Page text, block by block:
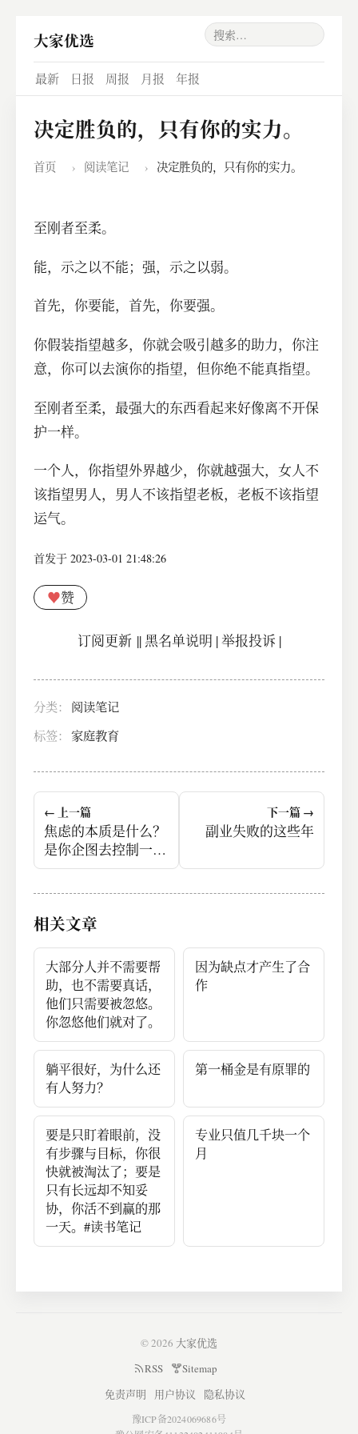
大家优选
最新 日报 周报 月报 年报
决定胜负的，只有你的实力。
首页 › 阅读笔记 › 决定胜负的，只有你的实力。
至刚者至柔。
能，示之以不能；强，示之以弱。
首先，你要能，首先，你要强。
你假装指望越多，你就会吸引越多的助力，你注
意，你可以去演你的指望，但你绝不能真指望。
至刚者至柔，最强大的东西看起来好像离不开保
护一样。
一个人，你指望外界越少，你就越强大，女人不
该指望男人，男人不该指望老板，老板不该指望
运气。
首发于 2023-03-01 21:48:26
♥赞
订阅更新||黑名单说明 |举报投诉 |
分类：
阅读笔记
标签： 家庭教育
← 上一篇
焦虑的本质是什么？
是你企图去控制一个
你根本就控制不了的
下一篇 →
副业失败的这些年
相关文章
大部分人并不需要帮
助，也不需要真话，
他们只需要被忽悠。
你忽悠他们就对了。
因为缺点才产生了合
作
躺平很好，为什么还
有人努力？
第一桶金是有原罪的
要是只盯着眼前，没
有步骤与目标，你很
快就被淘汰了；要是
只有长远却不知妥
协，你活不到赢的那
一天。#读书笔记
专业只值几千块一个
月
© 2026 大家优选
RSS
Sitemap
免责声明
用户协议 隐私协议
豫ICP备2024069686号